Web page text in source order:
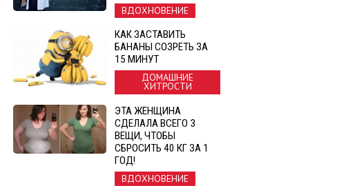
ВДОХНОВЕНИЕ
КАК ЗАСТАВИТЬ
БАНАНЫ СОЗРЕТЬ ЗА
15 МИНУТ
ДОМАШНИЕ
ХИТРОСТИ
ЭТА ЖЕНЩИНА
СДЕЛАЛА ВСЕГО 3
ВЕЩИ, ЧТОБЫ
СБРОСИТЬ 40 КГ ЗА 1
ГОД!
ВДОХНОВЕНИЕ